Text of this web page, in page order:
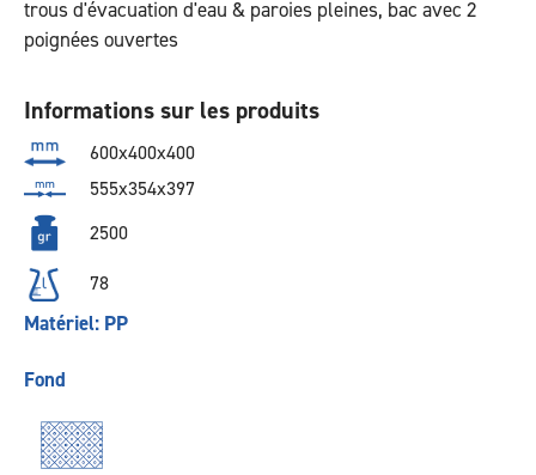
trous d'évacuation d'eau & paroies pleines, bac avec 2
poignées ouvertes
Informations sur les produits
600x400x400
555x354x397
2500
78
Matériel: PP
Fond